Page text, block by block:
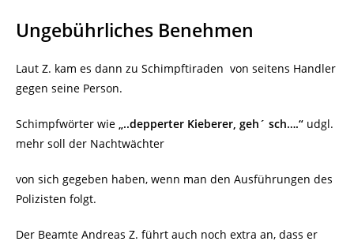
Ungebührliches Benehmen
Laut Z. kam es dann zu Schimpftiraden von seitens Handler
gegen seine Person.
Schimpfwörter wie „..depperter Kieberer, geh´ sch….“ udgl.
mehr soll der Nachtwächter
von sich gegeben haben, wenn man den Ausführungen des
Polizisten folgt.
Der Beamte Andreas Z. führt auch noch extra an, dass er